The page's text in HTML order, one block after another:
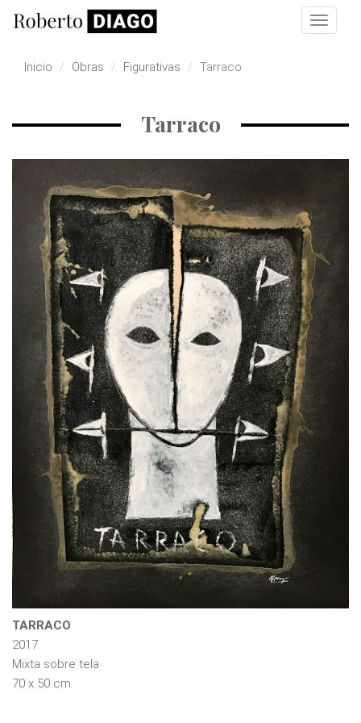
Pasar al contenido principal
Toggle
Inicio
Obras Figurativas Tarraco
Tarraco
TARRACO
2017
Mixta sobre tela
70 x 50 cm